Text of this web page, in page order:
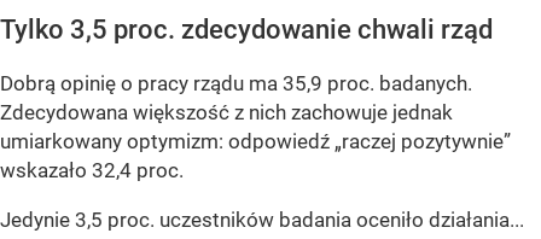
Tylko 3,5 proc. zdecydowanie chwali rząd
Dobrą opinię o pracy rządu ma 35,9 proc. badanych.
Zdecydowana większość z nich zachowuje jednak
umiarkowany optymizm: odpowiedź „raczej pozytywnie”
wskazało 32,4 proc.
Jedynie 3,5 proc. uczestników badania oceniło działania...